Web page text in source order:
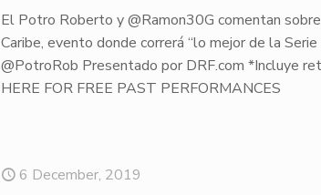
El Potro Roberto y @Ramon30G comentan
Caribe, evento donde correrá “lo mejor de la Serie
@PotroRob Presentado por DRF.com *Incluye
HERE FOR FREE PAST PERFORMANCES
6 December, 2019